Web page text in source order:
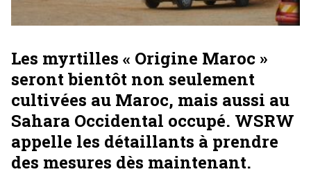
Les myrtilles « Origine Maroc »
seront bientôt non seulement
cultivées au Maroc, mais aussi au
Sahara Occidental occupé. WSRW
appelle les détaillants à prendre
des mesures dès maintenant.